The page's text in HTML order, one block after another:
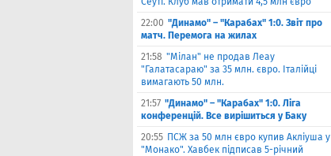
22:00 "Динамо" – "Карабах" 1:0. Звіт про
матч. Перемога на жилах
21:58 "Мілан" не продав Леау
"Галатасараю" за 35 млн. євро. Італійці
вимагають 50 млн.
21:57 "Динамо" – "Карабах" 1:0. Ліга
конференцій. Все вирішиться у Баку
20:55 ПСЖ за 50 млн євро купив Акліуша у
"Монако". Хавбек підписав 5-річний